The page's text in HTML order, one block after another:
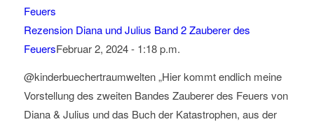
Rezension Diana und Julius Band 2 Zauberer des
FeuersFebruar 2, 2024 - 1:18 p.m.
@kinderbuechertraumwelten „Hier kommt endlich meine
Vorstellung des zweiten Bandes Zauberer des Feuers von
Diana & Julius und das Buch der Katastrophen, aus der